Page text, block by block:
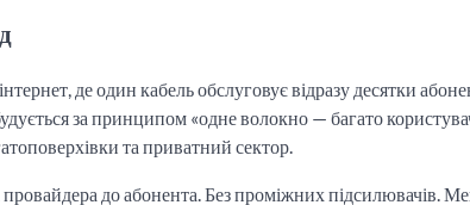
де один кабель обслуговує відразу десятки
за принципом «одне волокно — багато
та приватний сектор.
провайдера до абонента. Без проміжних підсилювачів.